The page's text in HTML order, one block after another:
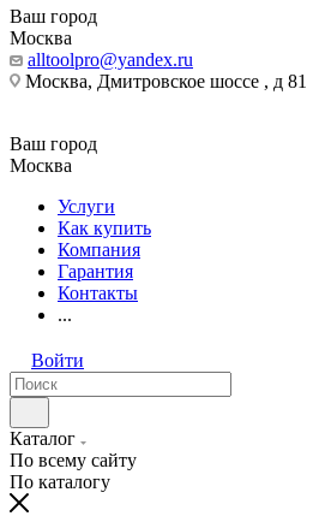
Ваш город
Москва
alltoolpro@yandex.ru
Москва, Дмитровское шоссе , д 81
Ваш город
Москва
Услуги
Как купить
Компания
Гарантия
Контакты
...
Войти
Каталог
По всему сайту
По каталогу